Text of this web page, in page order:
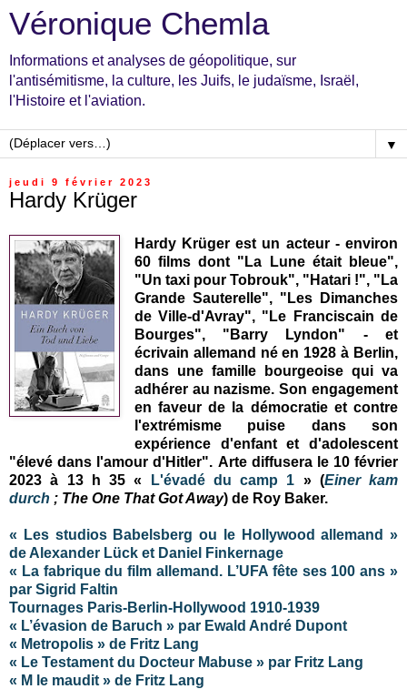
Véronique Chemla
Informations et analyses de géopolitique, sur
l'antisémitisme, la culture, les Juifs, le judaïsme, Israël,
l'Histoire et l'aviation.
▼
jeudi 9 février 2023
Hardy Krüger
Hardy Krüger est un acteur - environ
60 films dont "La Lune était bleue",
"Un taxi pour Tobrouk", "Hatari !", "La
Grande Sauterelle", "Les Dimanches
de Ville-d'Avray", "Le Franciscain de
Bourges", "Barry Lyndon" - et
écrivain allemand né en 1928 à Berlin,
dans une famille bourgeoise qui va
adhérer au nazisme. Son engagement
en faveur de la démocratie et contre
l'extrémisme puise dans son
expérience d'enfant et d'adolescent
"élevé dans l'amour d'Hitler". Arte diffusera le 10 février
2023 à 13 h 35 «
L'évadé du camp 1 » (Einer kam
durch ; The One That Got Away) de Roy Baker.
« Les studios Babelsberg ou le Hollywood allemand »
de Alexander Lück et Daniel Finkernage
« La fabrique du film allemand. L’UFA fête ses 100 ans »
par Sigrid Faltin
Tournages Paris-Berlin-Hollywood 1910-1939
« L’évasion de Baruch » par Ewald André Dupont
« Metropolis » de Fritz Lang
« Le Testament du Docteur Mabuse » par Fritz Lang
« M le maudit » de Fritz Lang